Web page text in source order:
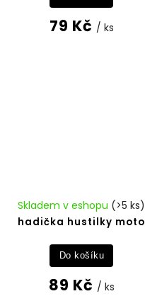
79 Kč / ks
hadička hustilky moto
Skladem v eshopu (>5 ks)
89 Kč / ks
Do košíku